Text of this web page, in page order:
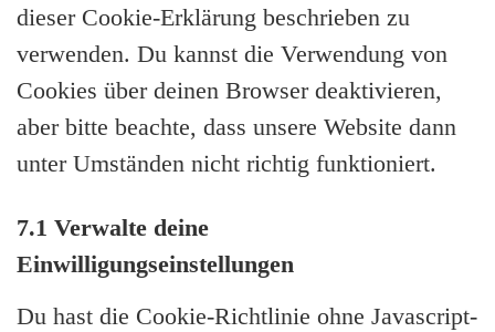
dieser Cookie-Erklärung beschrieben zu
verwenden. Du kannst die Verwendung von
Cookies über deinen Browser deaktivieren,
aber bitte beachte, dass unsere Website dann
unter Umständen nicht richtig funktioniert.
7.1 Verwalte deine
Einwilligungseinstellungen
Du hast die Cookie-Richtlinie ohne Javascript-